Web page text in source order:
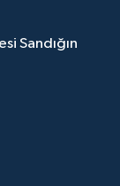
Sandığın